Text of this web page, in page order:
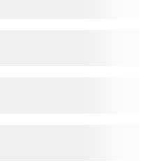
OZOKERITE
DI-T-BUTYL